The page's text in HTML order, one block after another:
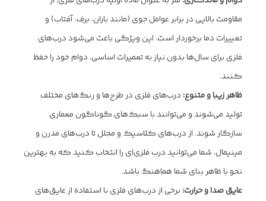
مقاومت بالایی در برابر عوامل جوی (مانند باران، برف، آفتاب) و
تغییرات دما برخوردار است. این ویژگی باعث می‌شود درب‌های
فلزی برای سال‌ها بدون نیاز به تعمیرات اساسی، دوام خود را حفظ
کنند.
ظاهر زیبا و متنوع:درب‌های فلزی در طرح‌ها و رنگ‌های مختلف
تولید می‌شوند و می‌توانند با سبک‌های گوناگون معماری
سازگار شوند. از درب‌های کلاسیک و مجلل تا درب‌های مدرن و
مینیمال، شما می‌توانید درب فلزی‌ای را انتخاب کنید که به بهترین
نحو با ظاهر بنای شما هماهنگ باشد.
عایق صدا و حرارت:برخی از درب‌های فلزی با استفاده از عایق‌های